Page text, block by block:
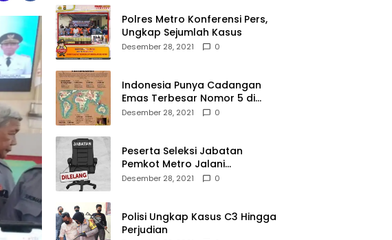
Polres Metro Konferensi Pers,
Ungkap Sejumlah Kasus
Desember 28, 2021 0
Indonesia Punya Cadangan
Emas Terbesar Nomor 5 di
Dunia, Ini Lokasinya dari
Desember 28, 2021 0
Peserta Seleksi Jabatan
Pemkot Metro Jalani
Assesment di Mabes Polri
Desember 28, 2021 0
Polisi Ungkap Kasus C3 Hingga
Perjudian